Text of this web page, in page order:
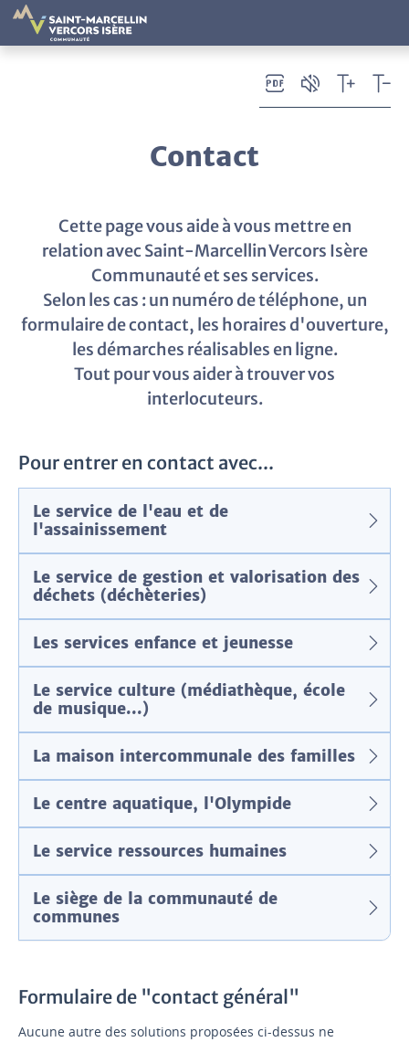
Contact
Cette page vous aide à vous mettre en
relation avec Saint-Marcellin Vercors Isère
Communauté et ses services.
Selon les cas : un numéro de téléphone, un
formulaire de contact, les horaires d'ouverture,
les démarches réalisables en ligne.
Tout pour vous aider à trouver vos
interlocuteurs.
Pour entrer en contact avec...
Le service de l'eau et de
l'assainissement
Le service de gestion et valorisation des
déchets (déchèteries)
Les services enfance et jeunesse
Le service culture (médiathèque, école
de musique...)
La maison intercommunale des familles
Le centre aquatique, l'Olympide
Le service ressources humaines
Le siège de la communauté de
communes
Formulaire de "contact général"
Aucune autre des solutions proposées ci-dessus ne
Panneau de gestion des cookies